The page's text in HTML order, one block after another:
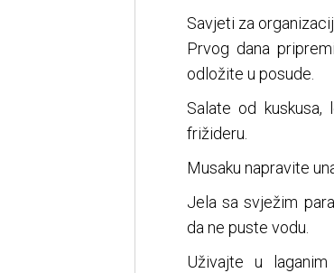
Savjeti za
Prvog dana
odložite u posude.
Salate od
frižideru.
Musaku napravite
Jela sa svježim
da ne puste vodu.
Uživajte u